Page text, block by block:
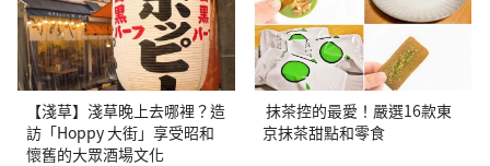
【淺草】淺草晚上去哪裡？造
訪「Hoppy 大街」享受昭和
懷舊的大眾酒場文化
抹茶控的最愛！嚴選16款東
京抹茶甜點和零食